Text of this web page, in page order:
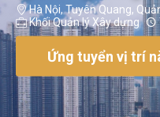
Hà Nội,Tuyên Quang,
Khối Quản lý Xây dựng
Ứng tuyển vị trí